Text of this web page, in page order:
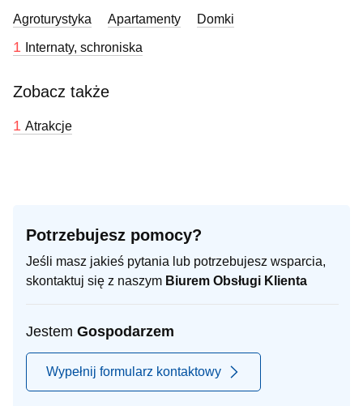
Agroturystyka Apartamenty Domki
1 Internaty, schroniska
Zobacz także
1 Atrakcje
Potrzebujesz pomocy?
Jeśli masz jakieś pytania lub potrzebujesz wsparcia,
skontaktuj się z naszym Biurem Obsługi Klienta
Jestem Gospodarzem
Wypełnij formularz kontaktowy